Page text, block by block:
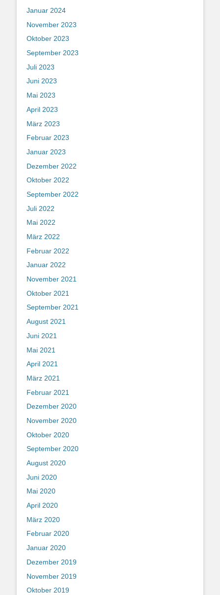
Januar 2024
November 2023
Oktober 2023
September 2023
Juli 2023
Juni 2023
Mai 2023
April 2023
März 2023
Februar 2023
Januar 2023
Dezember 2022
Oktober 2022
September 2022
Juli 2022
Mai 2022
März 2022
Februar 2022
Januar 2022
November 2021
Oktober 2021
September 2021
August 2021
Juni 2021
Mai 2021
April 2021
März 2021
Februar 2021
Dezember 2020
November 2020
Oktober 2020
September 2020
August 2020
Juni 2020
Mai 2020
April 2020
März 2020
Februar 2020
Januar 2020
Dezember 2019
November 2019
Oktober 2019